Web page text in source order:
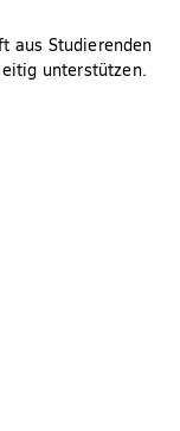
aus Studierenden
unterstützen.